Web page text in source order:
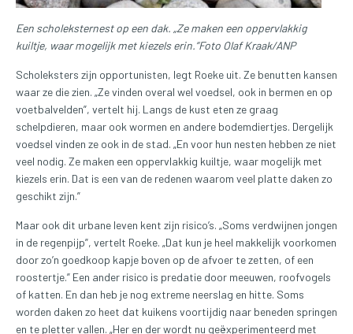
Een scholeksternest op een dak. „Ze maken een oppervlakkig
kuiltje, waar mogelijk met kiezels erin.”Foto Olaf Kraak/ANP
Scholeksters zijn opportunisten, legt Roeke uit. Ze benutten kansen
waar ze die zien. „Ze vinden overal wel voedsel, ook in bermen en op
voetbalvelden”, vertelt hij. Langs de kust eten ze graag
schelpdieren, maar ook wormen en andere bodemdiertjes. Dergelijk
voedsel vinden ze ook in de stad. „En voor hun nesten hebben ze niet
veel nodig. Ze maken een oppervlakkig kuiltje, waar mogelijk met
kiezels erin. Dat is een van de redenen waarom veel platte daken zo
geschikt zijn.”
Maar ook dit urbane leven kent zijn risico’s. „Soms verdwijnen jongen
in de regenpijp”, vertelt Roeke. „Dat kun je heel makkelijk voorkomen
door zo’n goedkoop kapje boven op de afvoer te zetten, of een
roostertje.” Een ander risico is predatie door meeuwen, roofvogels
of katten. En dan heb je nog extreme neerslag en hitte. Soms
worden daken zo heet dat kuikens voortijdig naar beneden springen
en te pletter vallen. „Her en der wordt nu geëxperimenteerd met